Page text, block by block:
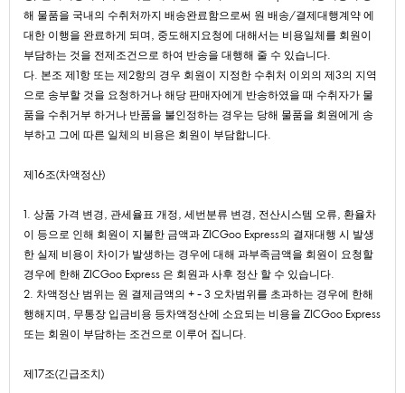
해물품을국내의수취처까지배송완료함으로써원배송/결제대행계약에
대한이행을완료하게되며,중도해지요청에대해서는비용일체를회원이
부담하는것을전제조건으로하여반송을대행해줄수있습니다.
다.본조제1항또는제2항의경우회원이지정한수취처이외의제3의지역
으로송부할것을요청하거나해당판매자에게반송하였을때수취자가물
품을수취거부하거나반품을불인정하는경우는당해물품을회원에게송
부하고그에따른일체의비용은회원이부담합니다.
제16조(차액정산)
1.상품가격변경,관세율표개정,세번분류변경,전산시스템오류,환율차
이등으로인해회원이지불한금액과ZICGooExpress의결재대행시발생
한실제비용이차이가발생하는경우에대해과부족금액을회원이요청할
경우에한해ZICGooExpress은회원과사후정산할수있습니다.
2.차액정산범위는원결제금액의+-3오차범위를초과하는경우에한해
행해지며,무통장입금비용등차액정산에소요되는비용을ZICGooExpress
또는회원이부담하는조건으로이루어집니다.
제17조(긴급조치)